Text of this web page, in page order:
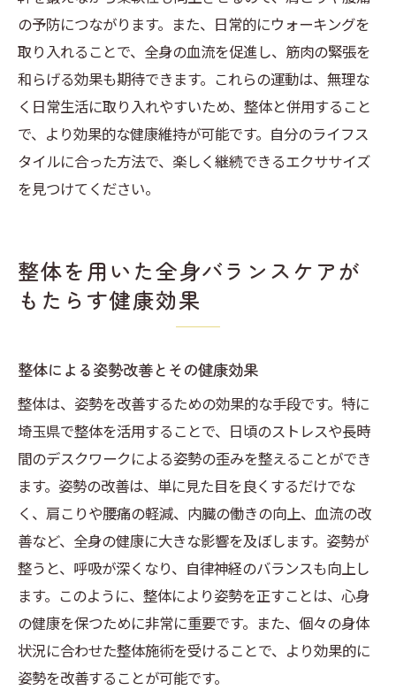
の予防につながります。また、日常的にウォーキングを
取り入れることで、全身の血流を促進し、筋肉の緊張を
和らげる効果も期待できます。これらの運動は、無理な
く日常生活に取り入れやすいため、整体と併用すること
で、より効果的な健康維持が可能です。自分のライフス
タイルに合った方法で、楽しく継続できるエクササイズ
を見つけてください。
整体を用いた全身バランスケアが
もたらす健康効果
整体による姿勢改善とその健康効果
整体は、姿勢を改善するための効果的な手段です。特に
埼玉県で整体を活用することで、日頃のストレスや長時
間のデスクワークによる姿勢の歪みを整えることができ
ます。姿勢の改善は、単に見た目を良くするだけでな
く、肩こりや腰痛の軽減、内臓の働きの向上、血流の改
善など、全身の健康に大きな影響を及ぼします。姿勢が
整うと、呼吸が深くなり、自律神経のバランスも向上し
ます。このように、整体により姿勢を正すことは、心身
の健康を保つために非常に重要です。また、個々の身体
状況に合わせた整体施術を受けることで、より効果的に
姿勢を改善することが可能です。